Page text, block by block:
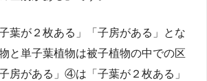
葉が２枚ある」「子房がある」とな
と単子葉植物は被子植物の中での区
房がある」④は「子葉が２枚ある」